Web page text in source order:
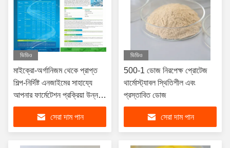
ভিডিও
মাইক্রো-অর্গানিজম থেকে প্রাপ্ত
শিল্প-নির্দিষ্ট এনজাইমের সাহায্যে
আপনার ফার্মেটেশন প্রক্রিয়া উন্নত
করুন
সেরা দাম পান
ভিডিও
500-1 ডোজ নিরপেক্ষ প্রোটেজ
থার্মোস্ট্যাবল স্থিতিশীল এবং
প্রস্তাবিত ডোজ
সেরা দাম পান